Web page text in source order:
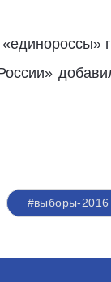
#выборы-2016